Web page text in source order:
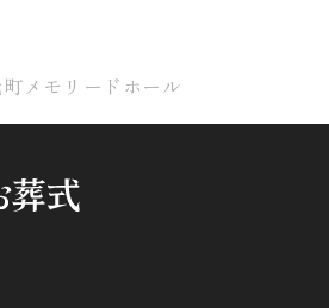
町メモリードホール